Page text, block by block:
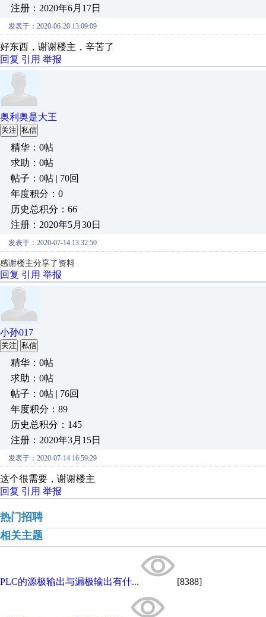
注册：2020年6月17日
发表于：2020-06-20 13:09:09
好东西，谢谢楼主，辛苦了
回复 引用 举报
奥利奥是大王
关注 私信
精华：0帖
求助：0帖
帖子：0帖 | 70回
年度积分：0
历史总积分：66
注册：2020年5月30日
发表于：2020-07-14 13:32:50
感谢楼主分享了资料
回复 引用 举报
小孙017
关注 私信
精华：0帖
求助：0帖
帖子：0帖 | 76回
年度积分：89
历史总积分：145
注册：2020年3月15日
发表于：2020-07-14 16:59:29
这个很需要，谢谢楼主
回复 引用 举报
热门招聘
相关主题
PLC的源极输出与漏极输出有什... [8388]